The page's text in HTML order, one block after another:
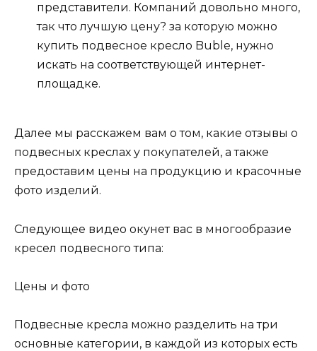
представители. Компаний довольно много,
так что лучшую цену? за которую можно
купить подвесное кресло Buble, нужно
искать на соответствующей интернет-
площадке.
Далее мы расскажем вам о том, какие отзывы о
подвесных креслах у покупателей, а также
предоставим цены на продукцию и красочные
фото изделий.
Следующее видео окунет вас в многообразие
кресел подвесного типа:
Цены и фото
Подвесные кресла можно разделить на три
основные категории, в каждой из которых есть